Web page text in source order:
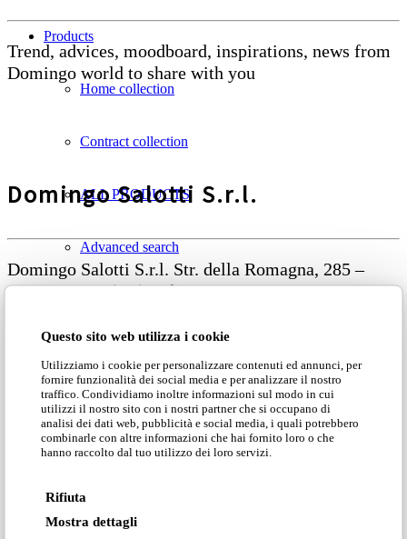
Questo sito web utilizza i cookie
Utilizziamo i cookie per personalizzare contenuti ed annunci, per
fornire funzionalità dei social media e per analizzare il nostro
traffico. Condividiamo inoltre informazioni sul modo in cui
utilizzi il nostro sito con i nostri partner che si occupano di
analisi dei dati web, pubblicità e social media, i quali potrebbero
combinarle con altre informazioni che hai fornito loro o che
hanno raccolto dal tuo utilizzo dei loro servizi.
Rifiuta
Mostra dettagli
Products
Home collection
Contract collection
ALL PRODUCTS
Advanced search
Groove
Tracks
Trend, advices, moodboard, inspirations, news from
Domingo world to share with you
Domingo Salotti S.r.l.
Domingo Salotti S.r.l. Str. della Romagna, 285 –
61121 Pesaro (PU) Italia
Cookie Policy